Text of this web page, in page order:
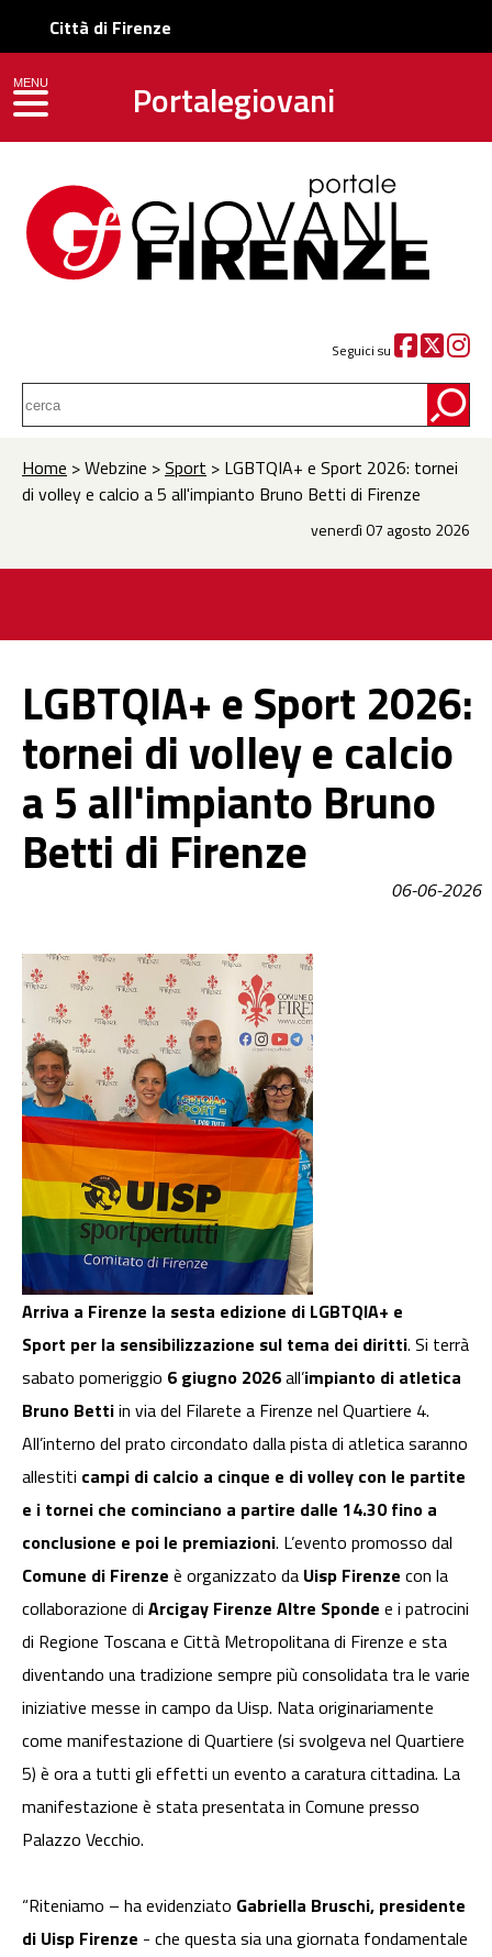
Città di Firenze
Portalegiovani
Seguici su
MENU
toggle navigation
Home > Webzine >Sport > LGBTQIA+ e Sport 2026: tornei
di volley e calcio a 5 all'impianto Bruno Betti di Firenze
venerdì 07 agosto 2026
LGBTQIA+ e Sport 2026:
tornei di volley e calcio
a 5 all'impianto Bruno
Betti di Firenze
06-06-2026
Arriva a Firenze la sesta edizione di LGBTQIA+ e
Sport per la sensibilizzazione sul tema dei diritti. Si terrà
sabato pomeriggio 6 giugno 2026all’impianto di atletica
Bruno Bettiin via del Filarete a Firenze nel Quartiere 4.
All’interno del prato circondato dalla pista di atletica saranno
allestiti campi di calcio a cinque e di volley con le partite
e i tornei che cominciano a partire dalle 14.30 fino a
conclusione e poi le premiazioni. L’evento promosso dal
Comune di Firenze è organizzato da Uisp Firenze con la
collaborazione di Arcigay Firenze Altre Sponde e i patrocini
di Regione Toscana e Città Metropolitana di Firenze e sta
diventando una tradizione sempre più consolidata tra le varie
iniziative messe in campo da Uisp. Nata originariamente
come manifestazione di Quartiere (si svolgeva nel Quartiere
5) è ora a tutti gli effetti un evento a caratura cittadina. La
manifestazione è stata presentata in Comune presso
Palazzo Vecchio.
“Riteniamo – ha evidenziato Gabriella Bruschi, presidente
di Uisp Firenze - che questa sia una giornata fondamentale